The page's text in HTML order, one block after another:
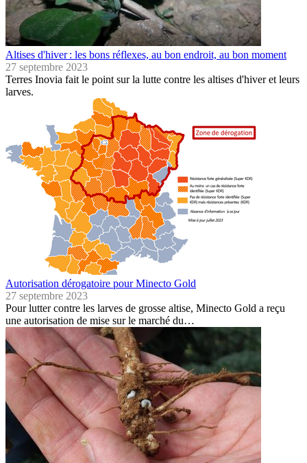
Altises d'hiver : les bons réflexes, au bon endroit, au bon moment
27 septembre 2023
Terres Inovia fait le point sur la lutte contre les altises d'hiver et leurs
larves.
Autorisation dérogatoire pour Minecto Gold
27 septembre 2023
Pour lutter contre les larves de grosse altise, Minecto Gold a reçu
une autorisation de mise sur le marché du…